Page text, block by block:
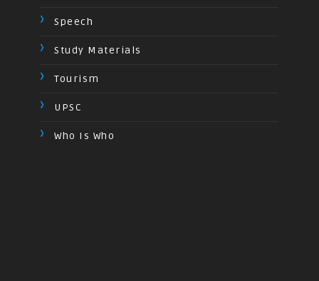
Speech
Study Materials
Tourism
UPSC
Who Is Who